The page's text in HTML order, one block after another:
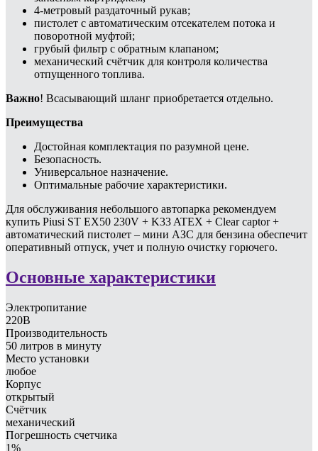
4-метровый раздаточный рукав;
пистолет с автоматическим отсекателем потока и
поворотной муфтой;
грубый фильтр с обратным клапаном;
механический счётчик для контроля количества
отпущенного топлива.
Важно! Всасывающий шланг приобретается отдельно.
Преимущества
Достойная комплектация по разумной цене.
Безопасность.
Универсальное назначение.
Оптимальные рабочие характеристики.
Для обслуживания небольшого автопарка рекомендуем
купить Piusi ST EX50 230V + K33 ATEX + Clear captor +
автоматический пистолет – мини АЗС для бензина обеспечит
оперативный отпуск, учет и полную очистку горючего.
Основные характеристики
Электропитание
220В
Производительность
50 литров в минуту
Место установки
любое
Корпус
открытый
Счётчик
механический
Погрешность счетчика
1%